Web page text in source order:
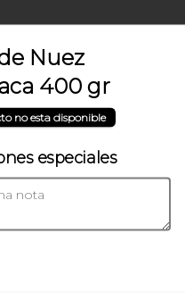
Nuez
400 gr
no esta disponible
especiales